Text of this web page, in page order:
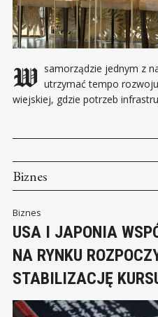
W samorządzie jednym z najtrudniejszych zadań jest stale utrzymać tempo
wiejskiej, gdzie potrzeb
wielu frontach
Biznes
Biznes
USA I JAPONIA
NA RYNKU
STABILIZACJĘ